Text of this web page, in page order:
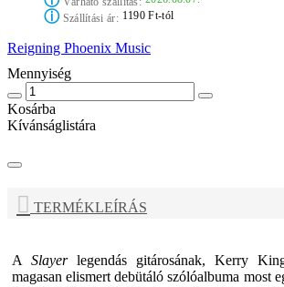
ⓘSzállítási ár: 1190 Ft-tól
Reigning Phoenix Music
Mennyiség
Kosárba
Kívánságlistára
TERMÉKLEÍRÁS
A Slayerlegendás gitárosának, Kerry
magasan elismert debütáló szólóalbuma most